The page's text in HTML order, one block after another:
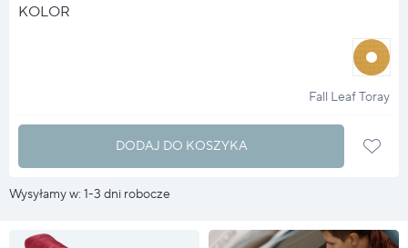
KOLOR
halo
?
Fall Leaf Toray
DODAJ DO KOSZYKA
Wysyłamy w: 1-3 dni robocze